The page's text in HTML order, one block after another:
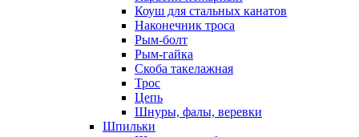
Коуш для стальных канатов
Наконечник троса
Рым-болт
Рым-гайка
Скоба такелажная
Трос
Цепь
Шнуры, фалы, веревки
Шпильки